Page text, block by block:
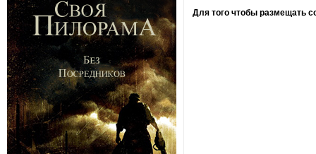
Для того чтобы размещать